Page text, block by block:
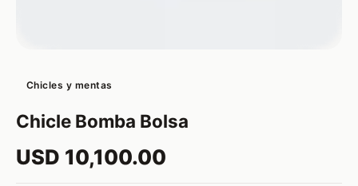
Chicles y mentas
Chicle Bomba Bolsa
USD 10,100.00